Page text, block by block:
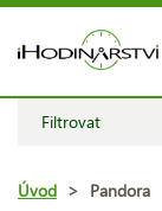
Filtrovat
Úvod > Pandora